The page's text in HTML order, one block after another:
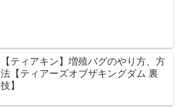
【ティアキン】増殖バグのやり方、方
法【ティアーズオブザキングダム 裏
技】